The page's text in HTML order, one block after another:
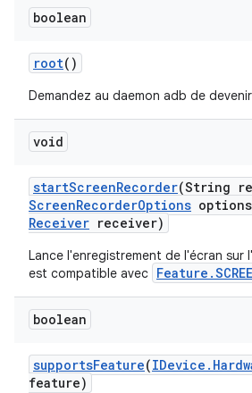
boolean
root()
Demandez au daemon adb de
void
startScreenRecorder(String
ScreenRecorderOptions options
Receiver receiver)
Lance l'enregistrement de l'écran sur
est compatible avec
boolean
supportsFeature(IDevice .
feature)